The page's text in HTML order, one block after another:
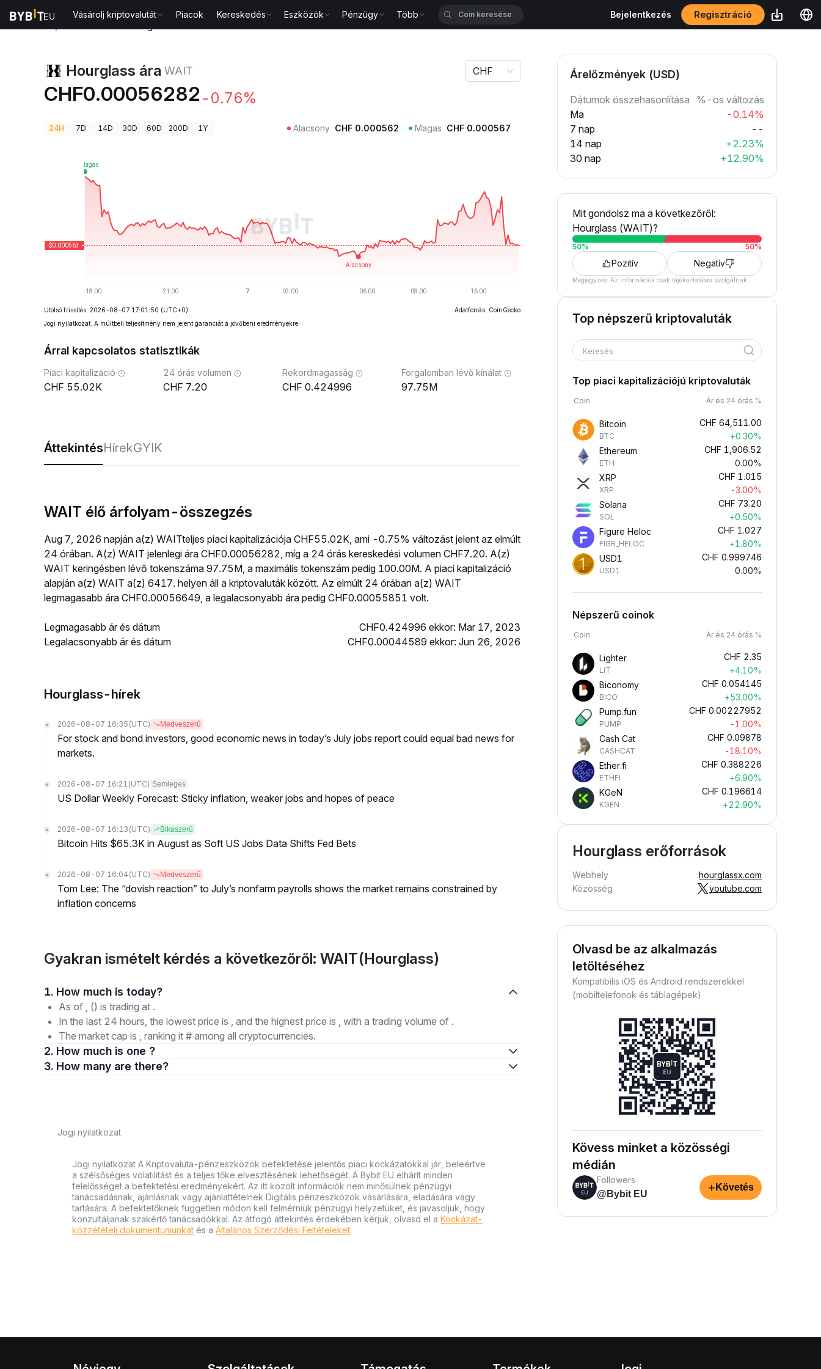
Vásárolj kriptovalutát Piacok Kereskedés Eszközök Pénzügy Több Bejelentkezés Regisztráció
Hourglass ára WAIT
CHF0.00056282 -0.76%
CHF
24H 7D 14D 30D 60D 200D 1Y Alacsony CHF 0.000562 Magas CHF 0.000567
Utolsó frissítés: 2026-08-07 17:01:50 (UTC+0)
Adatforrás: CoinGecko
Jogi nyilatkozat: A múltbeli teljesítmény nem jelent garanciát a jövőbeni eredményekre.
Árral kapcsolatos statisztikák
Piaci kapitalizáció
55.02K
24 órás volumen
7.20
Rekordmagasság
0.424996
Forgalomban lévő kínálat
97.75M
ÁttekintésHírekGYIK
WAIT élő árfolyam-összegzés
Aug 7, 2026 napján a(z) WAITteljes piaci kapitalizációja CHF55.02K, ami -0.75% változást jelent az elmúlt
24 órában. A(z) WAIT jelenlegi ára CHF0.00056282, míg a 24 órás kereskedési volumen CHF7.20. A(z)
WAIT keringésben lévő tokenszáma 97.75M, a maximális tokenszám pedig 100.00M. A piaci kapitalizáció
alapján a(z) WAIT a(z) 6417. helyen áll a kriptovaluták között. Az elmúlt 24 órában a(z) WAIT
legmagasabb ára CHF0.00056649, a legalacsonyabb ára pedig CHF0.00055851 volt.
Legmagasabb ár és dátum
CHF0.424996 ekkor: Mar 17, 2023
Legalacsonyabb ár és dátum
CHF0.00044589 ekkor: Jun 26, 2026
Hourglass-hírek
2026-08-07 16:35 (UTC) Medveszerű
For stock and bond investors, good economic news in today’s July jobs report could equal bad news for
markets.
2026-08-07 16:21 (UTC) Semleges
US Dollar Weekly Forecast: Sticky inflation, weaker jobs and hopes of peace
2026-08-07 16:13 (UTC) Bikaszerű
Bitcoin Hits $65.3K in August as Soft US Jobs Data Shifts Fed Bets
2026-08-07 16:04 (UTC) Medveszerű
Tom Lee: The “dovish reaction” to July’s nonfarm payrolls shows the market remains constrained by
inflation concerns
Gyakran ismételt kérdés a következőről: WAIT(Hourglass)
1. How much is today?
As of , () is trading at .
In the last 24 hours, the lowest price is , and the highest price is , with a trading volume of .
The market cap is , ranking it # among all cryptocurrencies.
2. How much is one ?
3. How many are there?
Jogi nyilatkozat
Jogi nyilatkozat A Kriptovaluta-pénzeszközök befektetése jelentős piaci kockázatokkal jár, beleértve
a szélsőséges volatilitást és a teljes tőke elvesztésének lehetőségét. A Bybit EU elhárít minden
felelősséget a befektetési eredményekért. Az itt közölt információk nem minősülnek pénzügyi
tanácsadásnak, ajánlásnak vagy ajánlattételnek Digitális pénzeszközök vásárlására, eladására vagy
tartására. A befektetőknek független módon kell felmérniük pénzügyi helyzetüket, és javasoljuk, hogy
konzultáljanak szakértő tanácsadókkal. Az átfogó áttekintés érdekében kérjük, olvasd el a Kockázat-
közzétételi dokumentumunkat és a Általános Szerződési Feltételeket.
Árelőzmények (USD)
Dátumok összehasonlítása
%-os változás
Ma
-0.14%
7 nap
--
14 nap
+2.23%
30 nap
+12.90%
Mit gondolsz ma a következőről:
Hourglass (WAIT)?
50% 50%
Pozitív Negatív
Megjegyzés: Az információk csak tájékoztatásra szolgálnak.
Top népszerű kriptovaluták
Keresés
Top piaci kapitalizációjú kriptovaluták
Coin Ár és 24 órás %
Bitcoin
BTC
CHF 64,511.00
+0.30%
Ethereum
ETH
CHF 1,906.52
0.00%
XRP
XRP
CHF 1.015
-3.00%
Solana
SOL
CHF 73.20
+0.50%
Figure Heloc
FIGR_HELOC
CHF 1.027
+1.80%
USD1
USD1
CHF 0.999746
0.00%
Népszerű coinok
Coin Ár és 24 órás %
Lighter
LIT
CHF 2.35
+4.10%
Biconomy
BICO
CHF 0.054145
+53.00%
Pump.fun
PUMP
CHF 0.00227952
-1.00%
Cash Cat
CASHCAT
CHF 0.09878
-18.10%
Ether.fi
ETHFI
CHF 0.388226
+6.90%
KGeN
KGEN
CHF 0.196614
+22.90%
Hourglass erőforrások
Webhely
hourglassx.com
Közösség
youtube.com
Olvasd be az alkalmazás
letöltéséhez
Kompatibilis iOS és Android rendszerekkel
(mobiltelefonok és táblagépek)
Kövess minket a közösségi
médián
Followers
@Bybit EU
+ Követés